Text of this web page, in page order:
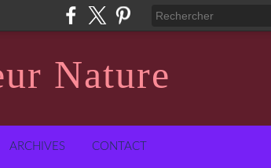
Nature
ARCHIVES CONTACT